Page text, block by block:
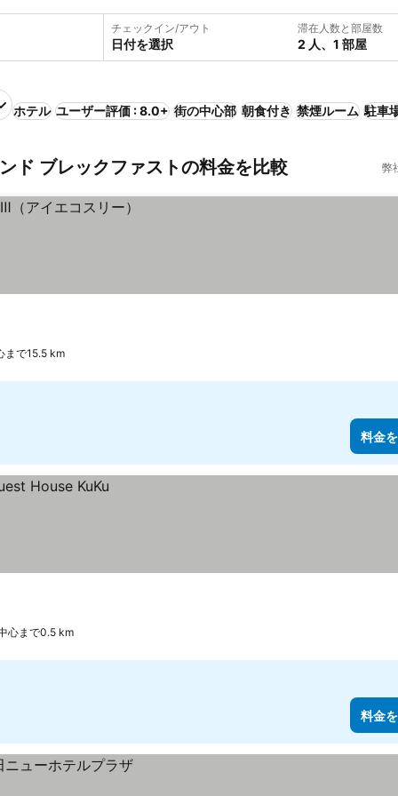
チェックイン/アウト
日付を選択
滞在人数と部屋数
2 人、1 部屋
ホテル ユーザー評価 : 8.0+ 街の中心部 朝食付き 禁煙ルーム 駐車
ド ブレックファストの料金を比較 弊
まで15.5 km
料金
心まで0.5 km
料金